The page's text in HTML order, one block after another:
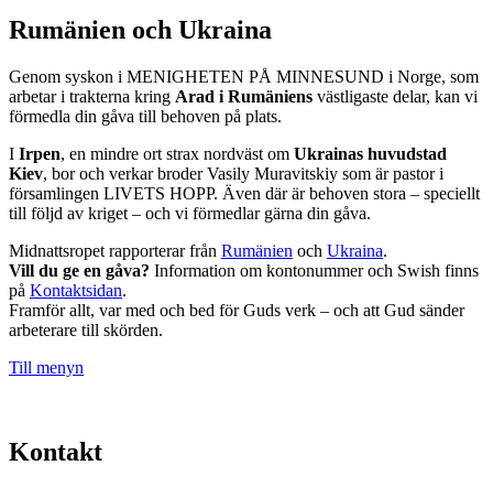
Rumänien och Ukraina
Genom syskon i MENIGHETEN PÅ MINNESUND i Norge, som
arbetar i trakterna kring Arad i Rumäniens västligaste delar, kan vi
förmedla din gåva till behoven på plats.
I Irpen, en mindre ort strax nordväst om Ukrainas huvudstad
Kiev, bor och verkar broder Vasily Muravitskiy som är pastor i
församlingen LIVETS HOPP. Även där är behoven stora – speciellt
till följd av kriget – och vi förmedlar gärna din gåva.
Midnattsropet rapporterar från Rumänien och Ukraina.
Vill du ge en gåva? Information om kontonummer och Swish finns
på Kontaktsidan.
Framför allt, var med och bed för Guds verk – och att Gud sänder
arbeterare till skörden.
Till menyn
Kontakt